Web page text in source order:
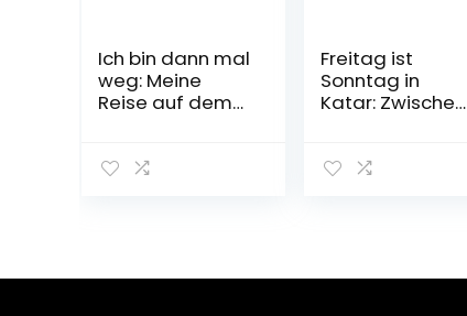
Ich bin dann mal
weg: Meine
Reise auf dem
Bestseller #1
Freitag ist
Sonntag in
Katar: Zwischen
Unser Alltag im